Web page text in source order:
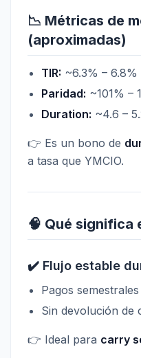
📉 Métricas de
(aproximadas)
TIR: ~6.3% – 6.8%
Paridad: ~101% –
Duration: ~4.6 –
👉 Es un bono de
a tasa que YMCIO.
🧠 Qué significa
✔️ Flujo estable
Pagos
Sin devolución de
👉 Ideal para carry